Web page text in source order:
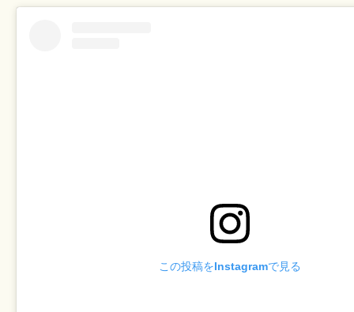
この投稿をInstagramで見る